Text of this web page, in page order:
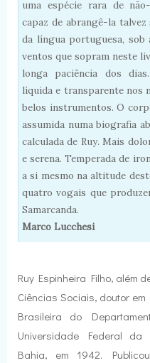
uma espécie rara de
capaz de abrangê-la talvez
da língua portuguesa, sob
ventos que sopram neste
longa paciência dos
líquida e transparente nos
belos instrumentos. O
assumida numa biografia
calculada de Ruy. Mais
e serena. Temperada de
a si mesmo na altitude
quatro vogais que
Samarcanda.
Marco Lucchesi
Ruy Espinheira Filho, além
Ciências Sociais, doutor
Brasileira do
Universidade Federal
Bahia, em 1942.